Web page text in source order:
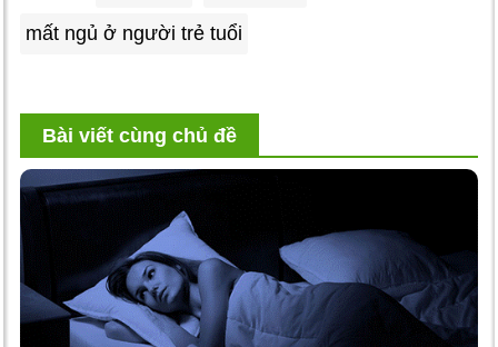
mất ngủ ở người trẻ tuổi
Bài viết cùng chủ đề